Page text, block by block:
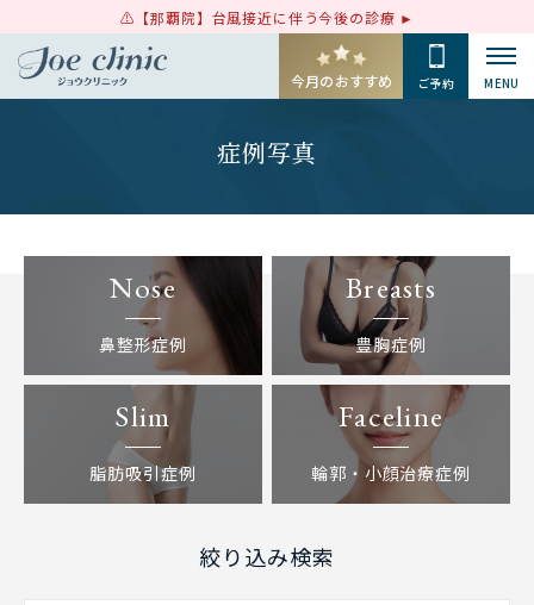
【那覇院】台風接近に伴う今後の診療
今月のおすすめ ご予約 MENU
症例写真
Nose
鼻整形症例
Breasts
豊胸症例
Slim
脂肪吸引症例
Faceline
輪郭・小顔治療症例
絞り込み検索